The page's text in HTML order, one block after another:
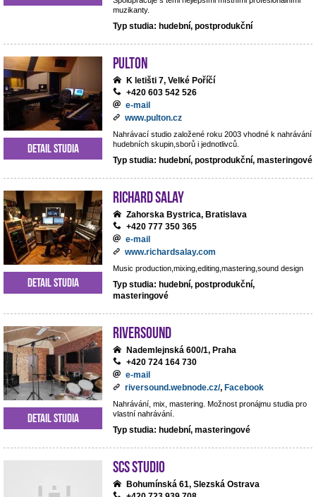
muzikanty.
Typ studia: hudební, postprodukční
Pulton
K letišti 7, Velké Poříčí
+420 603 542 526
e-mail
www.pulton.cz
Nahrávací studio založené roku 2003 vhodné k nahrávání
hudebních skupin,sborů i jednotlivců.
Typ studia: hudební, postprodukční, masteringové
Detail studia
RICHARD SALAY
Zahorska Bystrica, Bratislava
+420 777 350 365
e-mail
www.richardsalay.com
Music production,mixing,editing,mastering,sound design
Typ studia: hudební, postprodukční,
masteringové
Detail studia
Riversound
Nademlejnská 600/1, Praha
+420 724 164 730
e-mail
riversound.webnode.cz/, Facebook
Nahrávání, mix, mastering. Možnost pronájmu studia pro
vlastní nahrávání.
Typ studia: hudební, masteringové
Detail studia
SCS Studio
Bohumínská 61, Slezská Ostrava